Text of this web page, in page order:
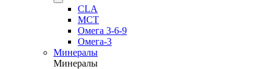
CLA
MCT
Омега 3-6-9
Омега-3
Минералы
Минералы